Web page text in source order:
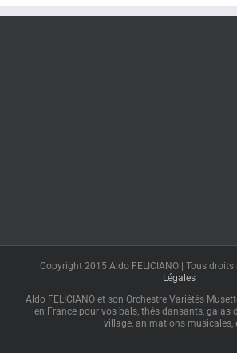
Copyright 2015 Aldo FELICIANO | Tous droits
Légales
Aldo FELICIANO et son Orchestre Variétés
en France pour vos bals, thés dansants, galas
village, animations musicales,